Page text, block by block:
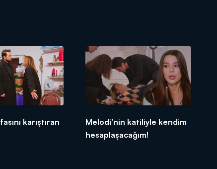
karıştıran
Melodi'nin katiliyle kendim
hesaplaşacağım!